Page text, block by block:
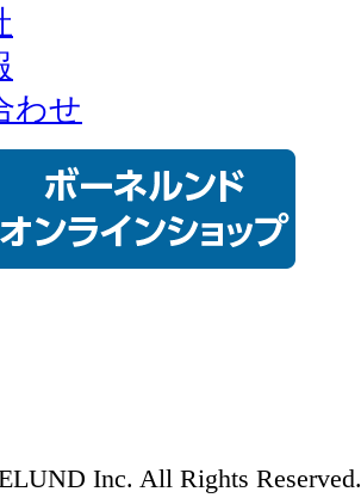
わせ
Inc. All Rights Reserved.